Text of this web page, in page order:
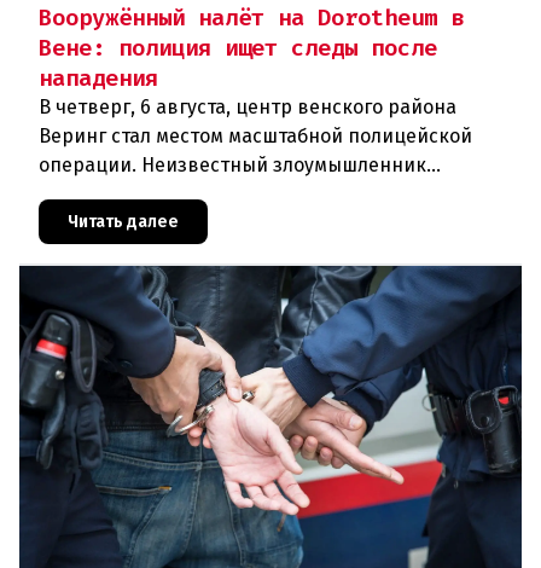
Вооружённый налёт на Dorotheum в
Вене: полиция ищет следы после
нападения
В четверг, 6 августа, центр венского района
Веринг стал местом масштабной полицейской
операции. Неизвестный злоумышленник
совершил вооружённое нападение на филиал
знаменитого аукционного дома Dorotheu
Читать далее